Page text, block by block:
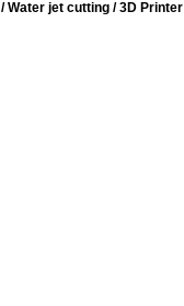
Water jet cutting / 3D Printer